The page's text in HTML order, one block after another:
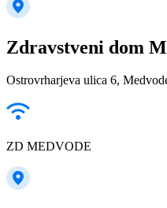
Zdravstveni dom
Ostrovrharjeva ulica 6,
ZD MEDVODE